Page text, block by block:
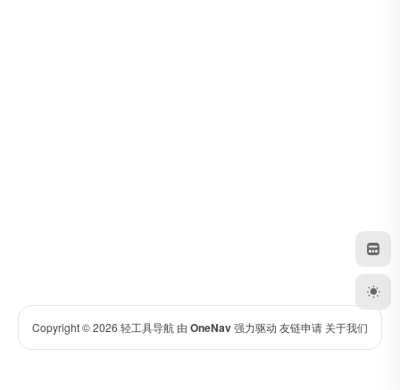
Copyright © 2026 轻工具导航 由 OneNav强力驱动 友链申请 关于我们